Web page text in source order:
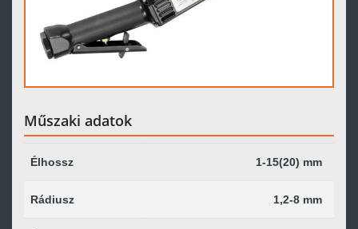
Műszaki adatok
Élhossz 1-15(20) mm
Rádiusz 1,2-8 mm